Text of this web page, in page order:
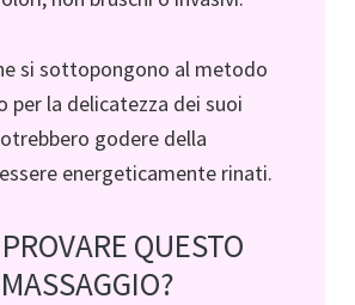
si sottopongono al metodo
per la delicatezza dei suoi
godere della
energeticamente rinati.
QUESTO
MASSAGGIO?